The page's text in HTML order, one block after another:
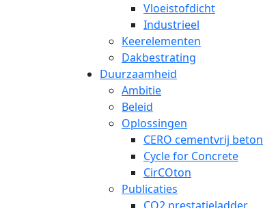
Vloeistofdicht
Industrieel
Keerelementen
Dakbestrating
Duurzaamheid
Ambitie
Beleid
Oplossingen
CERO cementvrij beton
Cycle for Concrete
CirCOton
Publicaties